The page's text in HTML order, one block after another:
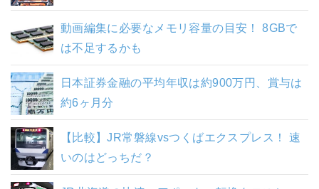
動画編集に必要なメモリ容量の目安！ 8GBで
は不足するかも
日本証券金融の平均年収は約900万円、賞与は
約6ヶ月分
【比較】JR常磐線vsつくばエクスプレス！ 速
いのはどっちだ？